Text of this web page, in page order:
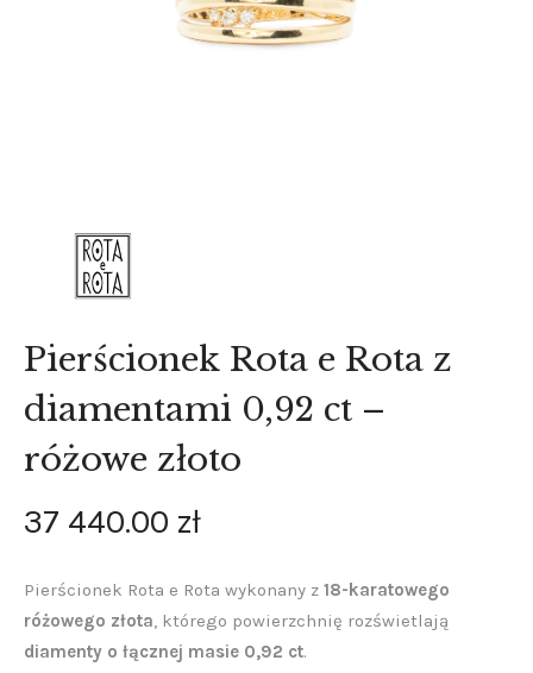
Pierścionek Rota e Rota z
diamentami 0,92 ct –
różowe złoto
37 440.00 zł
Pierścionek Rota e Rota wykonany z 18-karatowego
różowego złota, którego powierzchnię rozświetlają
diamenty o łącznej masie 0,92 ct.